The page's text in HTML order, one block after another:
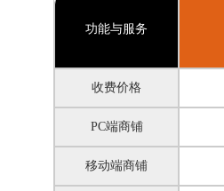
功能与服务
收费价格
PC端商铺
移动端商铺